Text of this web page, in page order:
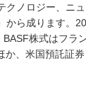
クノロジー、ニ
から成ります。
株式はフラ
か、米国預託証